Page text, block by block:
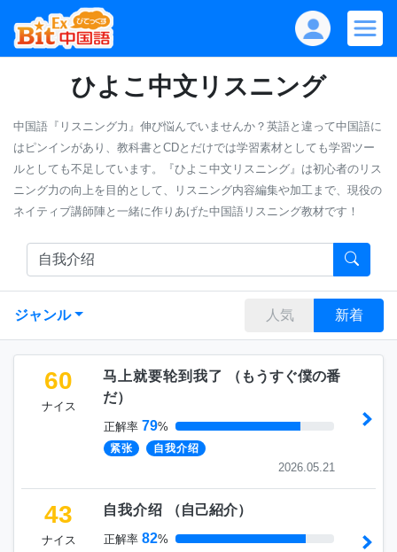
ひよこ中文リスニング
中国語『リスニング力』伸び悩んでいませんか？英語と違って中国語に
はピンインがあり、教科書とCDとだけでは学習素材としても学習ツー
ルとしても不足しています。『ひよこ中文リスニング』は初心者のリス
ニング力の向上を目的として、リスニング内容編集や加工まで、現役の
ネイティブ講師陣と一緒に作りあげた中国語リスニング教材です！
ジャンル 人気 新着
60
ナイス
马上就要轮到我了 （ もうすぐ僕の番
だ）
正解率 79%
紧张 自我介绍
2026.05.21
43
ナイス
自我介绍 （自己紹介）
正解率 82%